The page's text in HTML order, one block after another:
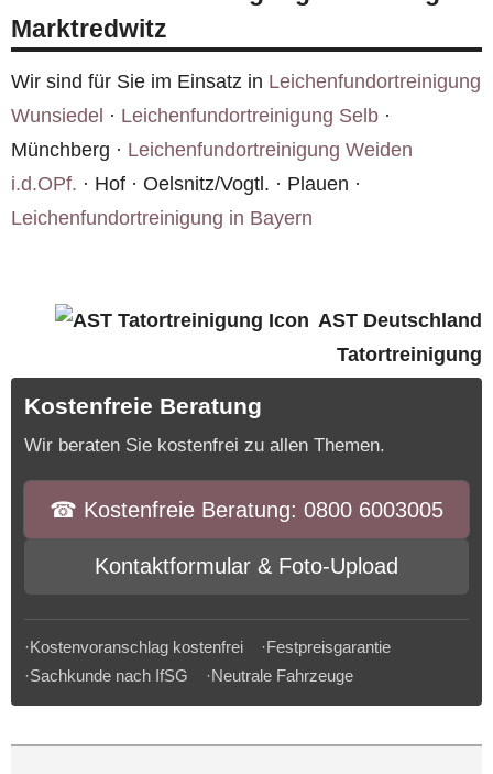
Ereignis. Fotos über unser
Kontaktformular
erleichtern die Einschätzung für Marktredwitz
erheblich.
Marktredwitz
Wir sind für Sie im Einsatz in Leichenfundortreinigung
Wunsiedel · Leichenfundortreinigung Selb ·
Münchberg · Leichenfundortreinigung Weiden
i.d.OPf. · Hof · Oelsnitz/Vogtl. · Plauen ·
Leichenfundortreinigung in Bayern
AST Deutschland
Tatortreinigung
Kostenfreie Beratung
Wir beraten Sie kostenfrei zu allen Themen.
☎︎ Kostenfreie Beratung: 0800 6003005
Kontaktformular & Foto-Upload
·Kostenvoranschlag kostenfrei ·Festpreisgarantie
·Sachkunde nach IfSG ·Neutrale Fahrzeuge